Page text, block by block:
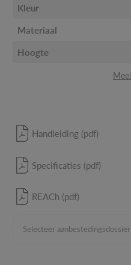
Kleur
Materiaal
Hoogte
Handleiding (pdf)
Specificaties (pdf)
REACh (pdf)